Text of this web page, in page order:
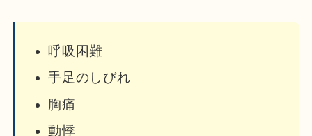
呼吸困難
手足のしびれ
胸痛
動悸